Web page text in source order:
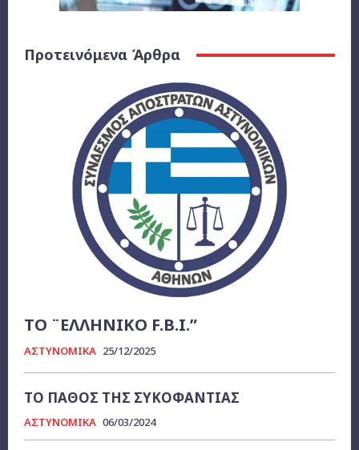
Προτεινόμενα Άρθρα
ΤΟ ¨ΕΛΛΗΝΙΚΟ F.B.I.”
ΑΣΤΥΝΟΜΙΚΑ 25/12/2025
ΤΟ ΠΑΘΟΣ ΤΗΣ ΣΥΚΟΦΑΝΤΙΑΣ
ΑΣΤΥΝΟΜΙΚΑ 06/03/2024